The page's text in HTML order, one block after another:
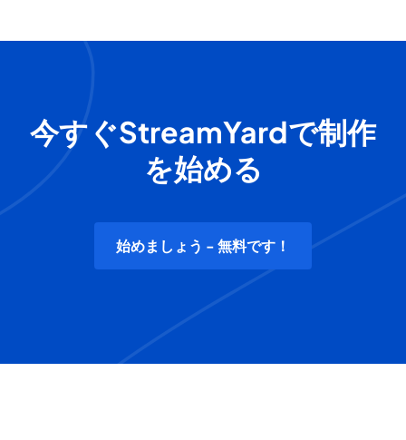
今すぐStreamYardで制作
を始める
始めましょう - 無料です！